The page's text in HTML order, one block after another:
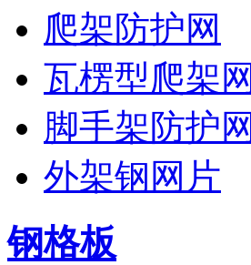
爬架防护网
瓦楞型爬架网
脚手架防护网
外架钢网片
钢格板